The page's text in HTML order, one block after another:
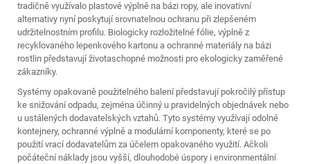
tradičně využívalo plastové výplně na bázi ropy, ale inovativní
alternativy nyní poskytují srovnatelnou ochranu při zlepšeném
udržitelnostním profilu. Biologicky rozložitelné fólie, výplně z
recyklovaného lepenkového kartonu a ochranné materiály na bázi
rostlin představují životaschopné možnosti pro ekologicky zaměřené
zákazníky.
Systémy opakovaně použitelného balení představují pokročilý přístup
ke snižování odpadu, zejména účinný u pravidelných objednávek nebo
u ustálených dodavatelských vztahů. Tyto systémy využívají odolné
kontejnery, ochranné výplně a modulární komponenty, které se po
použití vrací dodavatelům za účelem opakovaného využití. Ačkoli
počáteční náklady jsou vyšší, dlouhodobé úspory i environmentální